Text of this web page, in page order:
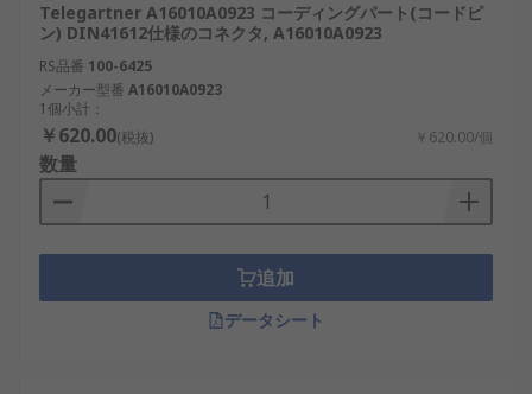
Telegartner A16010A0923 コーディングパート(コードピ
ン) DIN41612仕様のコネクタ, A16010A0923
RS品番 100-6425
メーカー型番 A16010A0923
1個小計：
￥620.00(税抜) ￥620.00/個
数量
追加
データシート